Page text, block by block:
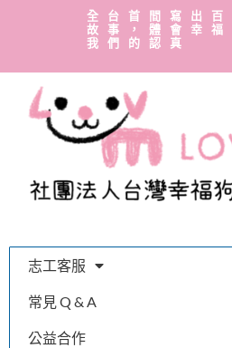
全台首間寫出百
故事，體會幸福
我們的認真
志工客服
常見 Q & A
公益合作